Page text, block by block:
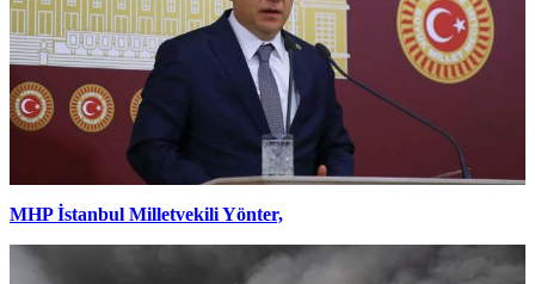
MHP İstanbul Milletvekili Yönter,